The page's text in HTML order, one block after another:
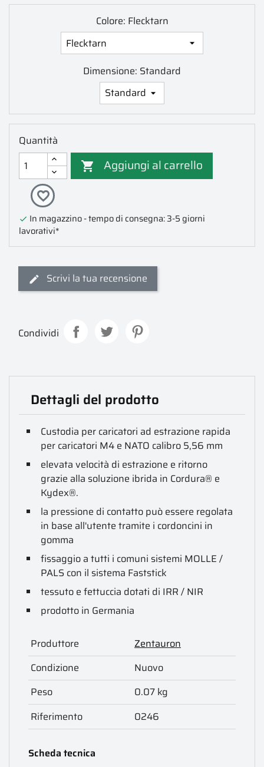
Colore: Flecktarn
Dimensione: Standard
Quantità
 Aggiungi al carrello
favorite_border
 In magazzino - tempo di consegna: 3-5 giorni
lavorativi*
Scrivi la tua recensione
Condividi
Dettagli del prodotto
Custodia per caricatori ad estrazione rapida
per caricatori M4 e NATO calibro 5,56 mm
elevata velocità di estrazione e ritorno
grazie alla soluzione ibrida in Cordura® e
Kydex®.
la pressione di contatto può essere regolata
in base all'utente tramite i cordoncini in
gomma
fissaggio a tutti i comuni sistemi MOLLE /
PALS con il sistema Faststick
tessuto e fettuccia dotati di IRR / NIR
prodotto in Germania
Produttore
Zentauron
Condizione
Nuovo
Peso
0.07 kg
Riferimento
0246
Scheda tecnica